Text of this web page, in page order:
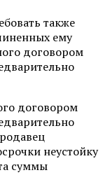
также
ему
договором
договором
неустойку
суммы